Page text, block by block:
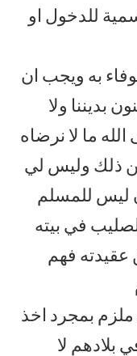
للدخول او
به ويجب ان
بديننا ولا
ما لا نرضاه
ذلك وليس لي
ليس للمسلم
في بيته
عقيدته فهم
بمجرد اخذ
بلادهم لا